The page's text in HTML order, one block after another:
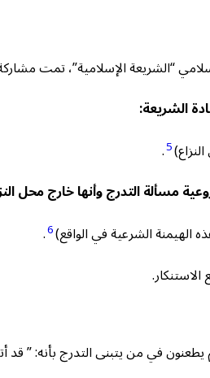
“الشريعة الإسلامية”، تمت
الشريعة:
5
.
مسألة التدرج وأنها خارج محل
الشرعية في الواقع)6
.
في من يتبنى التدرج بأنه: ” قد